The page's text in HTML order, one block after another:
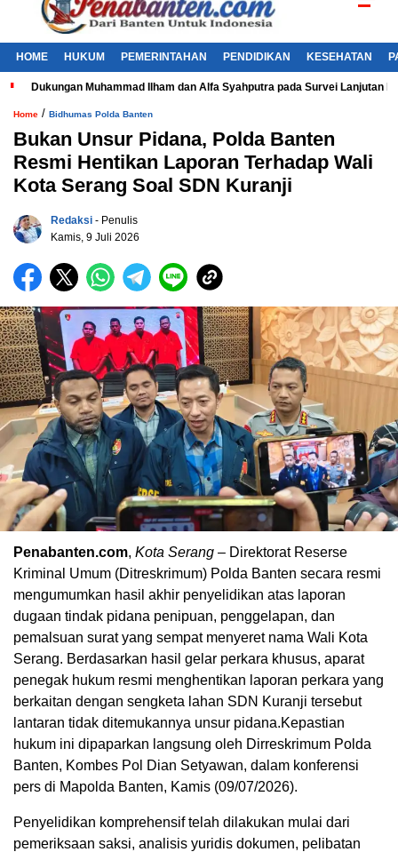
HOME HUKUM PEMERINTAHAN PENDIDIKAN KESEHATAN
Dukungan Muhammad Ilham dan Alfa Syahputra pada Survei Lanjutan
Home / Bidhumas Polda Banten
Bukan Unsur Pidana, Polda Banten
Resmi Hentikan Laporan Terhadap Wali
Kota Serang Soal SDN Kuranji
Redaksi - Penulis
Kamis, 9 Juli 2026
Penabanten.com, Kota Serang – Direktorat Reserse
Kriminal Umum (Ditreskrimum) Polda Banten secara resmi
mengumumkan hasil akhir penyelidikan atas laporan
dugaan tindak pidana penipuan, penggelapan, dan
pemalsuan surat yang sempat menyeret nama Wali Kota
Serang. Berdasarkan hasil gelar perkara khusus, aparat
penegak hukum resmi menghentikan laporan perkara yang
berkaitan dengan sengketa lahan SDN Kuranji tersebut
lantaran tidak ditemukannya unsur pidana.Kepastian
hukum ini dipaparkan langsung oleh Dirreskrimum Polda
Banten, Kombes Pol Dian Setyawan, dalam konferensi
pers di Mapolda Banten, Kamis (09/07/2026).
Penyelidikan komprehensif telah dilakukan mulai dari
pemeriksaan saksi, analisis yuridis dokumen, pelibatan